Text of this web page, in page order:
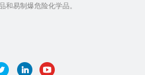
和易制爆危险化学品。